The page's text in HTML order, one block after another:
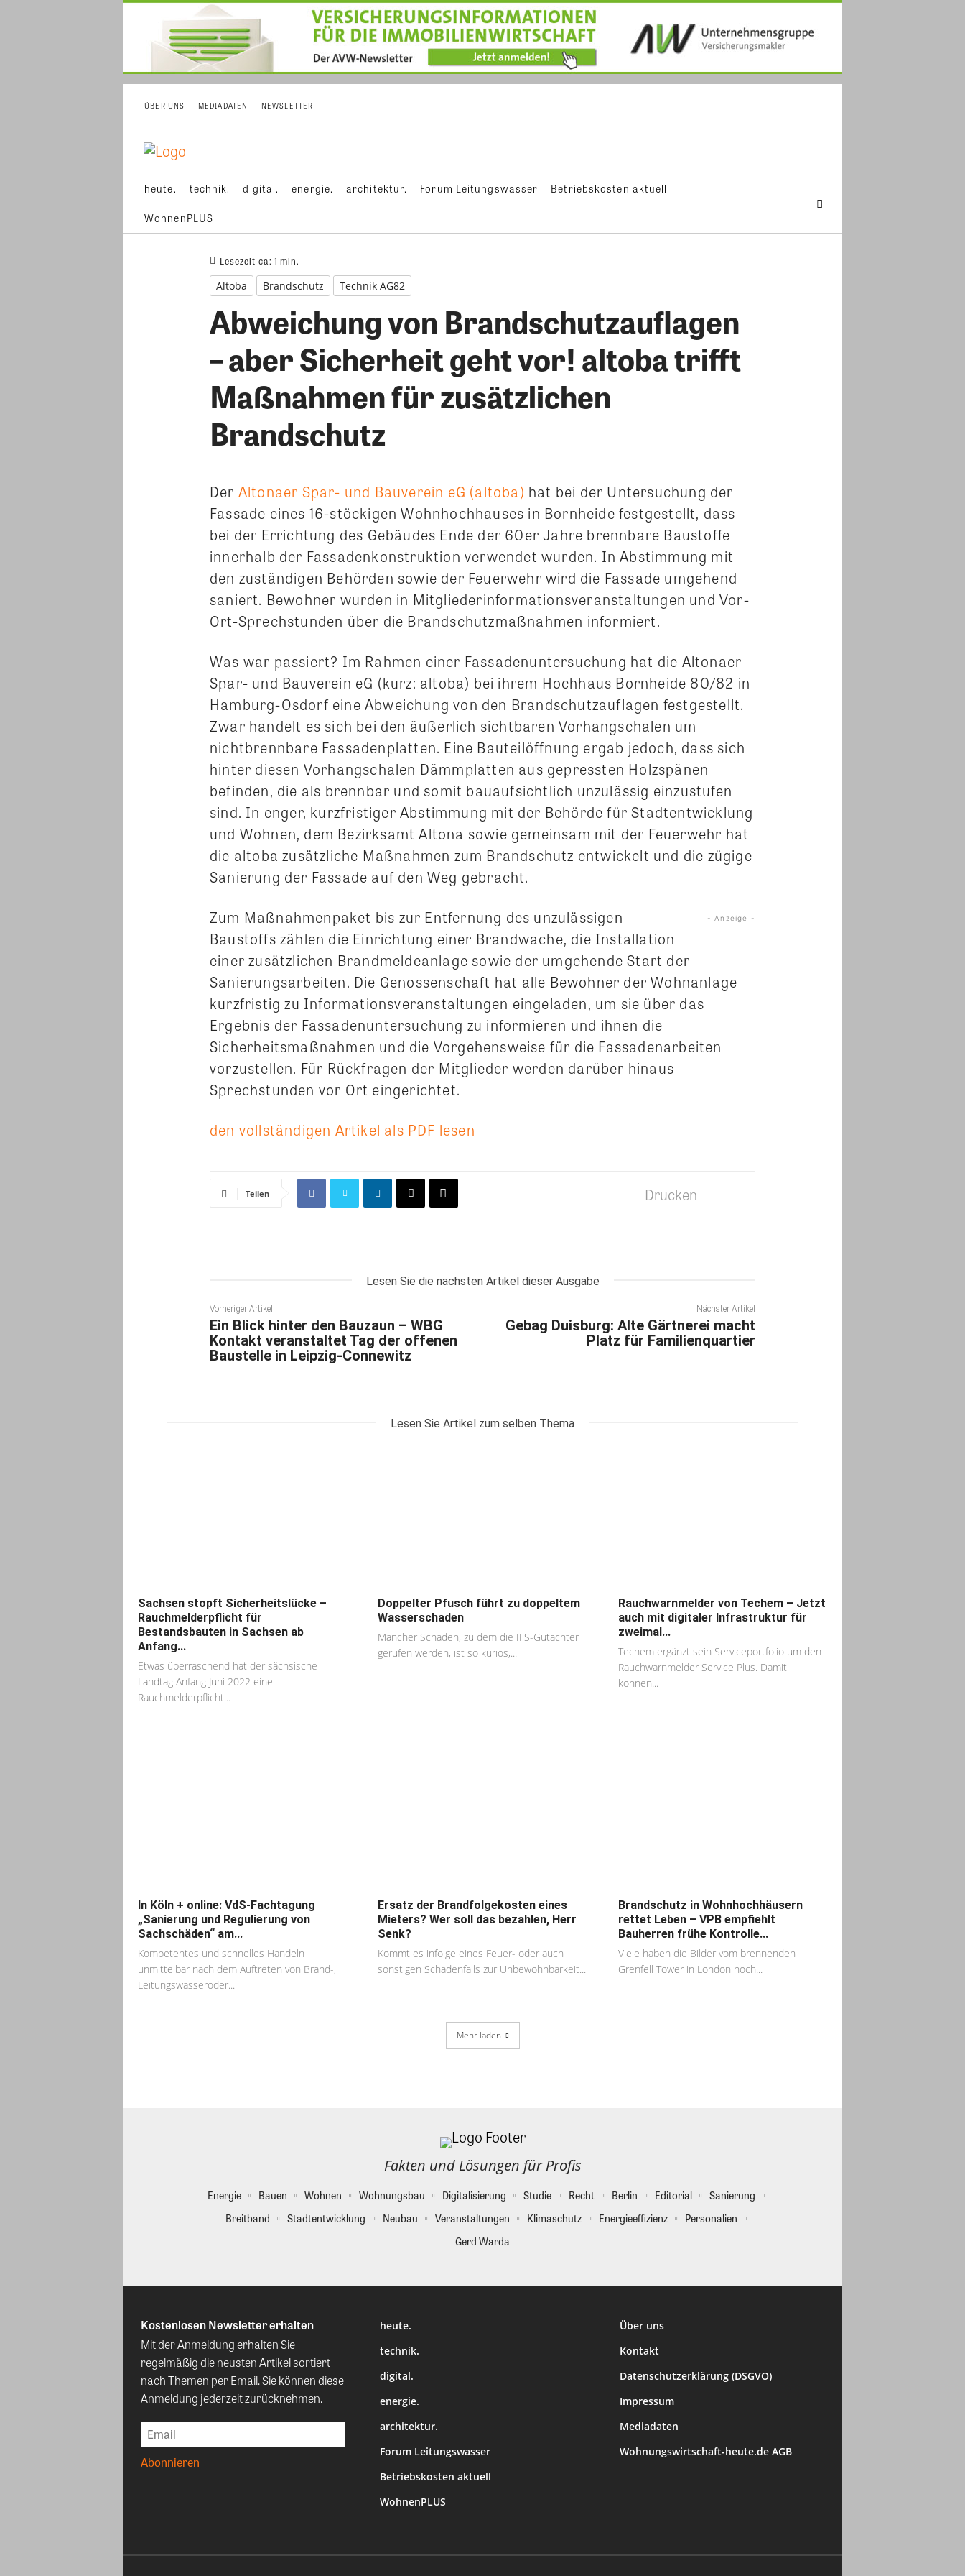
ÜBER UNS MEDIADATEN NEWSLETTER
heute. technik. digital. energie. architektur. Forum Leitungswasser Betriebskosten aktuell
WohnenPLUS
Lesezeit ca: 1 min.
Altoba Brandschutz Technik AG82
Abweichung von Brandschutzauflagen
– aber Sicherheit geht vor! altoba trifft
Maßnahmen für zusätzlichen
Brandschutz
Der Altonaer Spar- und Bauverein eG (altoba) hat bei der Untersuchung der
Fassade eines 16-stöckigen Wohnhochhauses in Bornheide festgestellt, dass
bei der Errichtung des Gebäudes Ende der 60er Jahre brennbare Baustoffe
innerhalb der Fassadenkonstruktion verwendet wurden. In Abstimmung mit
den zuständigen Behörden sowie der Feuerwehr wird die Fassade umgehend
saniert. Bewohner wurden in Mitgliederinformationsveranstaltungen und Vor-
Ort-Sprechstunden über die Brandschutzmaßnahmen informiert.
Was war passiert? Im Rahmen einer Fassadenuntersuchung hat die Altonaer
Spar- und Bauverein eG (kurz: altoba) bei ihrem Hochhaus Bornheide 80/82 in
Hamburg-Osdorf eine Abweichung von den Brandschutzauflagen festgestellt.
Zwar handelt es sich bei den äußerlich sichtbaren Vorhangschalen um
nichtbrennbare Fassadenplatten. Eine Bauteilöffnung ergab jedoch, dass sich
hinter diesen Vorhangschalen Dämmplatten aus gepressten Holzspänen
befinden, die als brennbar und somit bauaufsichtlich unzulässig einzustufen
sind. In enger, kurzfristiger Abstimmung mit der Behörde für Stadtentwicklung
und Wohnen, dem Bezirksamt Altona sowie gemeinsam mit der Feuerwehr hat
die altoba zusätzliche Maßnahmen zum Brandschutz entwickelt und die zügige
Sanierung der Fassade auf den Weg gebracht.
- Anzeige -
Zum Maßnahmenpaket bis zur Entfernung des unzulässigen
Baustoffs zählen die Einrichtung einer Brandwache, die Installation
einer zusätzlichen Brandmeldeanlage sowie der umgehende Start der
Sanierungsarbeiten. Die Genossenschaft hat alle Bewohner der Wohnanlage
kurzfristig zu Informationsveranstaltungen eingeladen, um sie über das
Ergebnis der Fassadenuntersuchung zu informieren und ihnen die
Sicherheitsmaßnahmen und die Vorgehensweise für die Fassadenarbeiten
vorzustellen. Für Rückfragen der Mitglieder werden darüber hinaus
Sprechstunden vor Ort eingerichtet.
den vollständigen Artikel als PDF lesen
Teilen Drucken
Lesen Sie die nächsten Artikel dieser Ausgabe
Vorheriger Artikel
Ein Blick hinter den Bauzaun – WBG
Kontakt veranstaltet Tag der offenen
Baustelle in Leipzig-Connewitz
Nächster Artikel
Gebag Duisburg: Alte Gärtnerei macht
Platz für Familienquartier
Lesen Sie Artikel zum selben Thema
Sachsen stopft Sicherheitslücke –
Rauchmelderpflicht für
Bestandsbauten in Sachsen ab
Anfang...
Etwas überraschend hat der sächsische
Landtag Anfang Juni 2022 eine
Rauchmelderpflicht...
Doppelter Pfusch führt zu doppeltem
Wasserschaden
Mancher Schaden, zu dem die IFS-Gutachter
gerufen werden, ist so kurios,...
Rauchwarnmelder von Techem – Jetzt
auch mit digitaler Infrastruktur für
zweimal...
Techem ergänzt sein Serviceportfolio um den
Rauchwarnmelder Service Plus. Damit
können...
In Köln + online: VdS-Fachtagung
„Sanierung und Regulierung von
Sachschäden“ am...
Kompetentes und schnelles Handeln
unmittelbar nach dem Auftreten von Brand-,
Leitungswasseroder...
Ersatz der Brandfolgekosten eines
Mieters? Wer soll das bezahlen, Herr
Senk?
Kommt es infolge eines Feuer- oder auch
sonstigen Schadenfalls zur Unbewohnbarkeit...
Brandschutz in Wohnhochhäusern
rettet Leben – VPB empfiehlt
Bauherren frühe Kontrolle...
Viele haben die Bilder vom brennenden
Grenfell Tower in London noch...
Mehr laden
Fakten und Lösungen für Profis
Energie Bauen Wohnen Wohnungsbau Digitalisierung Studie Recht Berlin Editorial
Sanierung
Breitband
Stadtentwicklung Neubau Veranstaltungen Klimaschutz Energieeffizienz
Personalien
Gerd Warda
Kostenlosen Newsletter erhalten
Mit der Anmeldung erhalten Sie
regelmäßig die neusten Artikel sortiert
nach Themen per Email. Sie können diese
Anmeldung jederzeit zurücknehmen.
heute.
technik.
digital.
energie.
architektur.
Forum Leitungswasser
Betriebskosten aktuell
WohnenPLUS
Über uns
Kontakt
Datenschutzerklärung (DSGVO)
Impressum
Mediadaten
Wohnungswirtschaft-heute.de AGB